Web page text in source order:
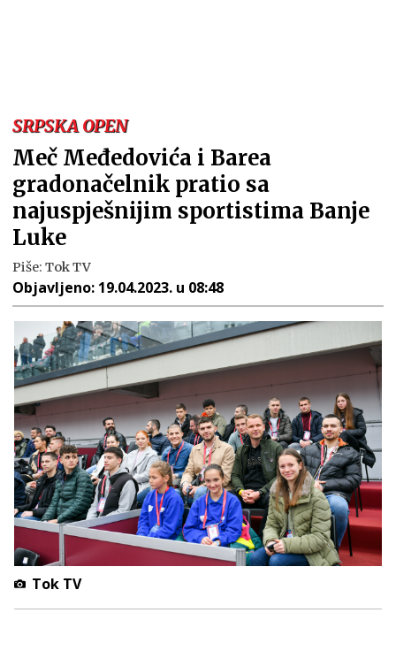
SRPSKA OPEN
Meč Međedovića i Barea
gradonačelnik pratio sa
najuspješnijim sportistima Banje
Luke
Piše: Tok TV
Objavljeno: 19.04.2023. u 08:48
Tok TV